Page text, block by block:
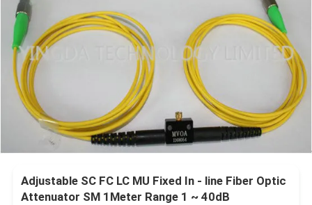
Adjustable SC FC LC MU Fixed In - line Fiber Optic
Attenuator SM 1Meter Range 1 ~ 40dB